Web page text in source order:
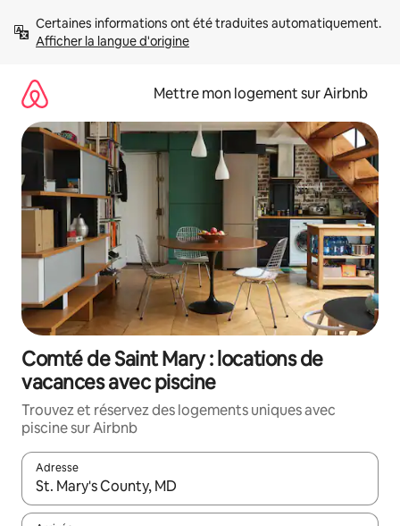
directement
Afficher la langue d'origine
Mettre mon logement sur Airbnb
Comté de Saint Mary : locations de
vacances avec piscine
Trouvez et réservez des logements uniques avec
piscine sur Airbnb
Adresse
Lorsque les résultats s'affichent, utilisez les flèches vers le